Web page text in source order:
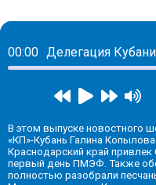
00:00
В этом выпуске новостного
«КП»-Кубань Галина
Краснодарский край
первый день ПМЭФ. Также
полностью разобрали